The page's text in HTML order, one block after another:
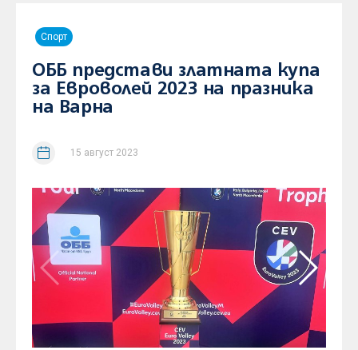
Спорт
ОББ представи златната купа
за Евроволей 2023 на празника
на Варна
15 август 2023